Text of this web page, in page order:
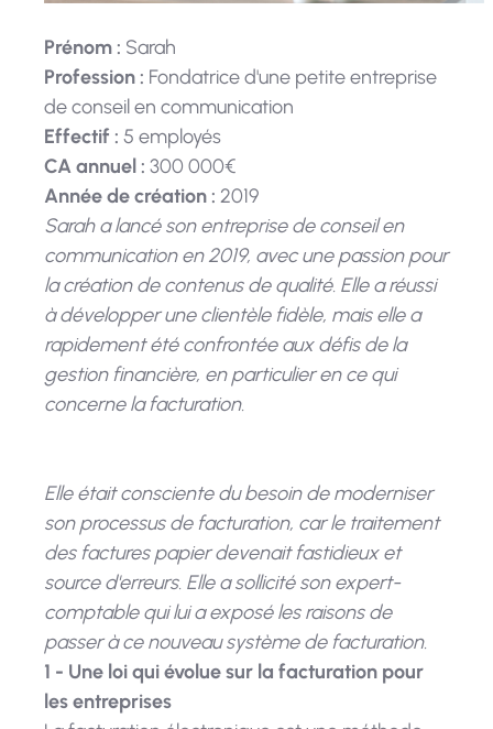
Prénom : Sarah
Profession : Fondatrice d'une petite entreprise
de conseil en communication
Effectif : 5 employés
CA annuel : 300 000€
Année de création : 2019
Sarah a lancé son entreprise de conseil en
communication en 2019, avec une passion pour
la création de contenus de qualité. Elle a réussi
à développer une clientèle fidèle, mais elle a
rapidement été confrontée aux défis de la
gestion financière, en particulier en ce qui
concerne la facturation.
Elle était consciente du besoin de moderniser
son processus de facturation, car le traitement
des factures papier devenait fastidieux et
source d'erreurs. Elle a sollicité son expert-
comptable qui lui a exposé les raisons de
passer à ce nouveau système de facturation.
1 - Une loi qui évolue sur la facturation pour
les entreprises